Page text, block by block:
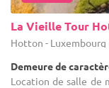
La Vieille Tour
Hotton - Luxembourg
Demeure de
Location de salle de